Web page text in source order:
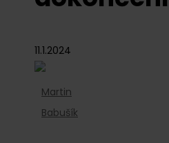
11.1.2024
Martin
Babušík